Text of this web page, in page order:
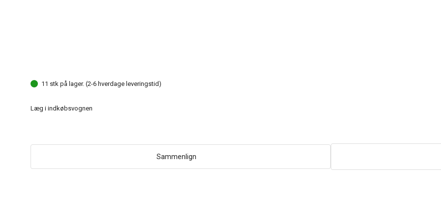
11 stk på lager. (2-6 hverdage leveringstid)
Læg i indkøbsvognen
Sammenlign